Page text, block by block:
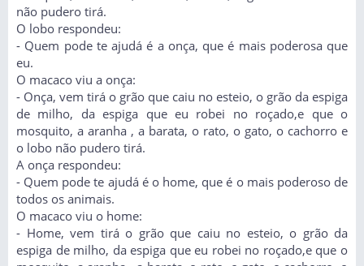
não pudero tirá.
O lobo respondeu:
- Quem pode te ajudá é a onça, que é mais poderosa que
eu.
O macaco viu a onça:
- Onça, vem tirá o grão que caiu no esteio, o grão da espiga
de milho, da espiga que eu robei no roçado,e que o
mosquito, a aranha , a barata, o rato, o gato, o cachorro e
o lobo não pudero tirá.
A onça respondeu:
- Quem pode te ajudá é o home, que é o mais poderoso de
todos os animais.
O macaco viu o home:
- Home, vem tirá o grão que caiu no esteio, o grão da
espiga de milho, da espiga que eu robei no roçado,e que o